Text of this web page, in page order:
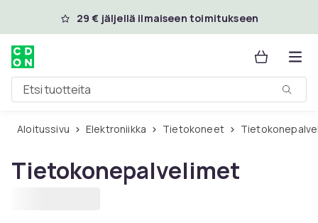
Ohita ja siirry pääsisältöön
29 € jäljellä ilmaiseen toimitukseen
Etsi tuotteita
Aloitussivu Elektroniikka Tietokoneet
Tietokonepalvelimet